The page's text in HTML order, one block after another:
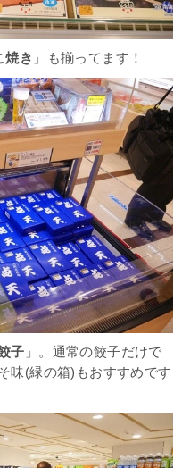
焼き 」も揃ってます！
子 」。通常の餃子だけで
味(緑の箱)もおすすめです